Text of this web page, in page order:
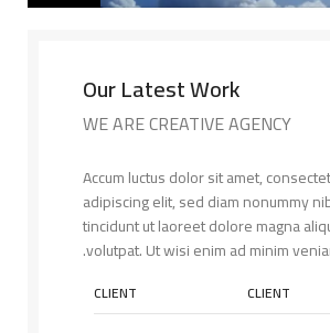
Our Latest Work
WE ARE CREATIVE AGENCY
Accum luctus dolor sit amet,
adipiscing elit, sed diam nonummy
tincidunt ut laoreet dolore magna
volutpat. Ut wisi enim ad minim
CLIENT
CLIENT